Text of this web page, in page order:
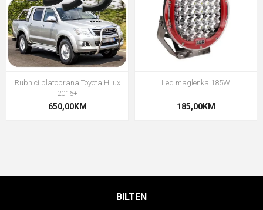
Rubnici blatobrana Toyota Hilux
2016+
650,00KM
Led maglenka 185W
185,00KM
BILTEN